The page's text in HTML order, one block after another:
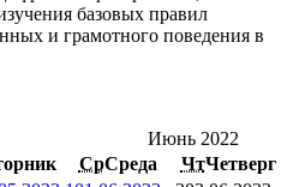
базовых правил
и грамотного поведения в
Июнь 2022
СрСреда ЧтЧетверг